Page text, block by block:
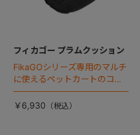
フィカゴー プラムクッション
FikaGOシリーズ専用のマルチ
に使えるペットカートのコー
ナークッション登場。
￥6,930